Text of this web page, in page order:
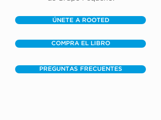
ÚNETE A ROOTED
COMPRA EL LIBRO
PREGUNTAS FRECUENTES